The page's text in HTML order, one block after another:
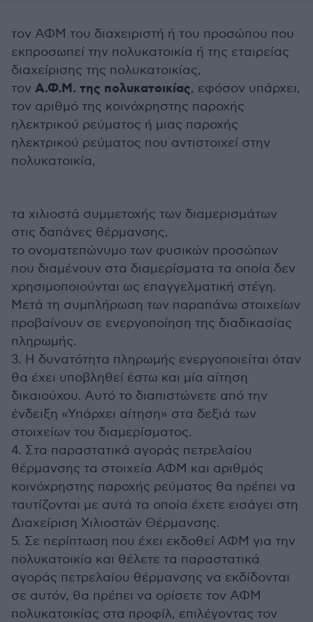
τον ΑΦΜ του διαχειριστή ή του προσώπου που
εκπροσωπεί την πολυκατοικία ή της εταιρείας
διαχείρισης της πολυκατοικίας,
τον Α.Φ.Μ. της πολυκατοικίας, εφόσον υπάρχει,
τον αριθμό της κοινόχρηστης παροχής
ηλεκτρικού ρεύματος ή μιας παροχής
ηλεκτρικού ρεύματος που αντιστοιχεί στην
πολυκατοικία,
τα χιλιοστά συμμετοχής των διαμερισμάτων
στις δαπάνες θέρμανσης,
το ονοματεπώνυμο των φυσικών προσώπων
που διαμένουν στα διαμερίσματα τα οποία δεν
χρησιμοποιούνται ως επαγγελματική στέγη.
Μετά τη συμπλήρωση των παραπάνω στοιχείων
προβαίνουν σε ενεργοποίηση της διαδικασίας
πληρωμής.
3. Η δυνατότητα πληρωμής ενεργοποιείται όταν
θα έχει υποβληθεί έστω και μία αίτηση
δικαιούχου. Αυτό το διαπιστώνετε από την
ένδειξη «Υπάρχει αίτηση» στα δεξιά των
στοιχείων του διαμερίσματος.
4. Στα παραστατικά αγοράς πετρελαίου
θέρμανσης τα στοιχεία ΑΦΜ και αριθμός
κοινόχρηστης παροχής ρεύματος θα πρέπει να
ταυτίζονται με αυτά τα οποία έχετε εισάγει στη
Διαχείριση Χιλιοστών Θέρμανσης.
5. Σε περίπτωση που έχει εκδοθεί ΑΦΜ για την
πολυκατοικία και θέλετε τα παραστατικά
αγοράς πετρελαίου θέρμανσης να εκδίδονται
σε αυτόν, θα πρέπει να ορίσετε τον ΑΦΜ
πολυκατοικίας στα προφίλ, επιλέγοντας τον